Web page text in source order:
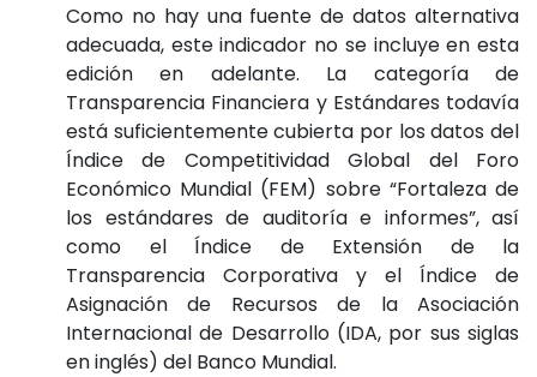
Como no hay una fuente de datos alternativa
adecuada, este indicador no se incluye en esta
edición en adelante. La categoría de
Transparencia Financiera y Estándares todavía
está suficientemente cubierta por los datos del
Índice de Competitividad Global del Foro
Económico Mundial (FEM) sobre “Fortaleza de
los estándares de auditoría e informes”, así
como el Índice de Extensión de la
Transparencia Corporativa y el Índice de
Asignación de Recursos de la Asociación
Internacional de Desarrollo (IDA, por sus siglas
en inglés) del Banco Mundial.